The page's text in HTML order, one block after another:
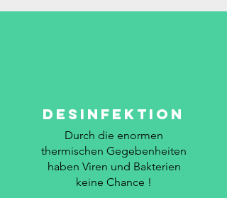
Desinfektion
Durch die enormen
thermischen Gegebenheiten
haben Viren und Bakterien
keine Chance !